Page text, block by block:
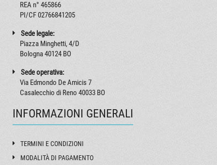
REA n° 465866
PI/CF 02766841205
Sede legale:
Piazza Minghetti, 4/D
Bologna 40124 BO
Sede operativa:
Via Edmondo De Amicis 7
Casalecchio di Reno 40033 BO
INFORMAZIONI GENERALI
TERMINI E CONDIZIONI
MODALITÀ DI PAGAMENTO